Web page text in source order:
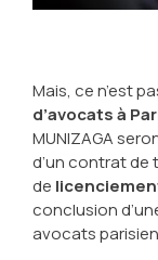
Mais, ce n’est
d’avocats à
MUNIZAGA
d’un contrat de
de
conclusion
avocats